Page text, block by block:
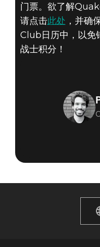
门票。欲了解
请点击此处 ，并确
Club日历中，以免
战士积分！